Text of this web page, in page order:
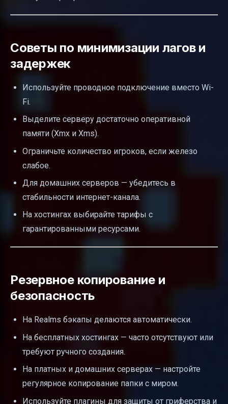
Советы по минимизации лагов и
задержек
Используйте проводное подключение вместо Wi-
Fi.
Выделите серверу достаточно оперативной
памяти (Xmx и Xms).
Ограничьте количество игроков, если железо
слабое.
Для домашних серверов — убедитесь в
стабильности интернет-канала.
На хостингах выбирайте тарифы с
гарантированными ресурсами.
Резервное копирование и
безопасность
На Realms бэкапы делаются автоматически.
На бесплатных хостингах — часто отсутствуют или
требуют ручного создания.
На платных и домашних серверах — настройте
регулярное копирование папки с миром.
Используйте плагины для защиты от гриферства и